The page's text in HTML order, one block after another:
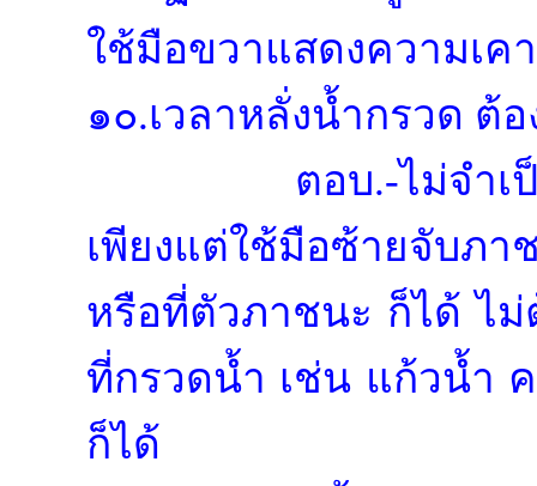
ใช้มือขวาแสดงความเค
๑๐.เวลาหลั่งน้ำกรวด ต้
ตอบ.-ไม่จำเ
เพียงแต่ใช้มือซ้ายจับภ
หรือที่ตัวภาชนะ ก็ได้ ไ
ที่กรวดน้ำ เช่น แก้วน้ำ
ก็ได้